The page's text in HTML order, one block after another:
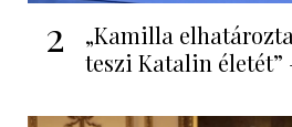
2
„Kamilla
teszi Katalin életét”